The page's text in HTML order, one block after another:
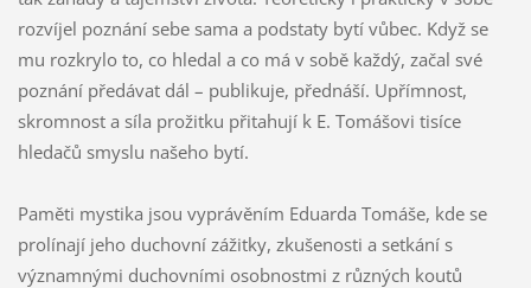
rozvíjel poznání sebe sama a podstaty bytí vůbec. Když se
mu rozkrylo to, co hledal a co má v sobě každý, začal své
poznání předávat dál – publikuje, přednáší. Upřímnost,
skromnost a síla prožitku přitahují k E. Tomášovi tisíce
hledačů smyslu našeho bytí.
Paměti mystika jsou vyprávěním Eduarda Tomáše, kde se
prolínají jeho duchovní zážitky, zkušenosti a setkání s
významnými duchovními osobnostmi z různých koutů